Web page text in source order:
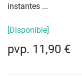
instantes ...
[Disponible]
pvp. 11,90 €